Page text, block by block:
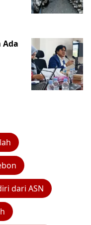
Ada
dari ASN